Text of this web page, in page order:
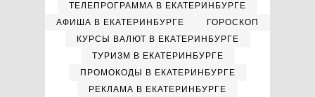
ТЕЛЕПРОГРАММА В ЕКАТЕРИНБУРГЕ
АФИША В ЕКАТЕРИНБУРГЕ
ГОРОСКОП
КУРСЫ ВАЛЮТ В ЕКАТЕРИНБУРГЕ
ТУРИЗМ В ЕКАТЕРИНБУРГЕ
ПРОМОКОДЫ В ЕКАТЕРИНБУРГЕ
РЕКЛАМА В ЕКАТЕРИНБУРГЕ